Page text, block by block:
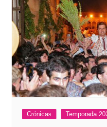
Crónicas Temporada